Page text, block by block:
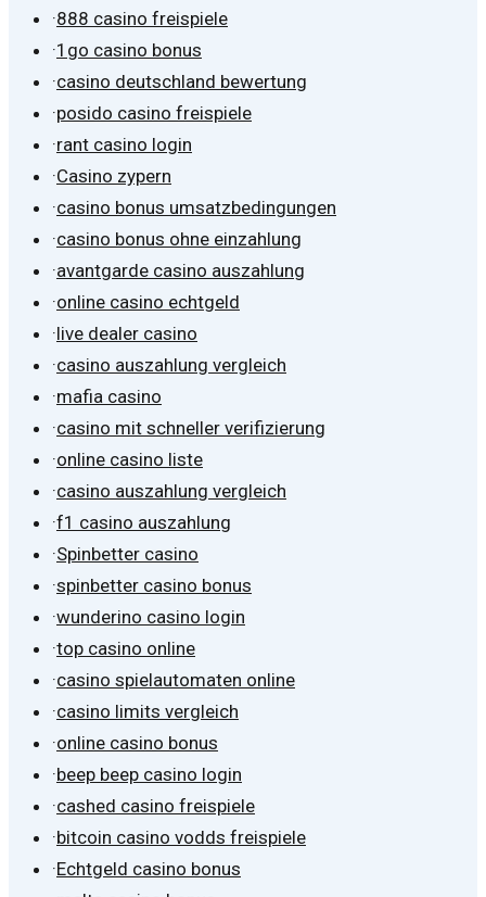
·888 casino freispiele
·1go casino bonus
·casino deutschland bewertung
·posido casino freispiele
·rant casino login
·Casino zypern
·casino bonus umsatzbedingungen
·casino bonus ohne einzahlung
·avantgarde casino auszahlung
·online casino echtgeld
·live dealer casino
·casino auszahlung vergleich
·mafia casino
·casino mit schneller verifizierung
·online casino liste
·casino auszahlung vergleich
·f1 casino auszahlung
·Spinbetter casino
·spinbetter casino bonus
·wunderino casino login
·top casino online
·casino spielautomaten online
·casino limits vergleich
·online casino bonus
·beep beep casino login
·cashed casino freispiele
·bitcoin casino vodds freispiele
·Echtgeld casino bonus